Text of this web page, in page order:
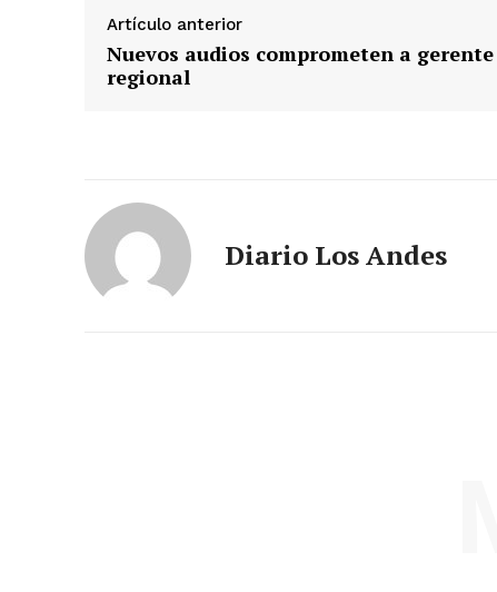
Artículo anterior
Nuevos audios comprometen a gerente
regional
Diario Los Andes